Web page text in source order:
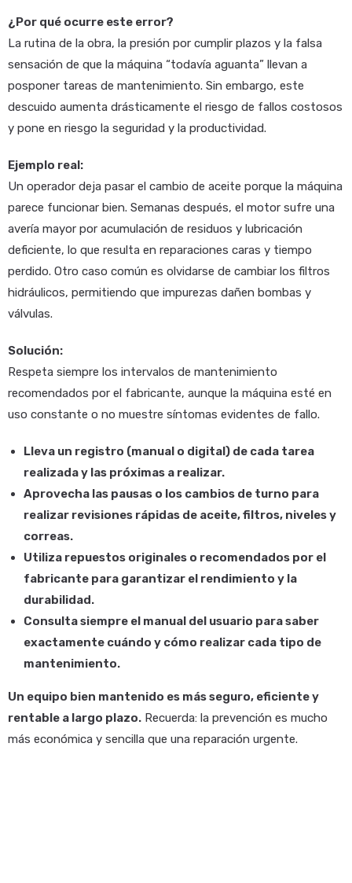
¿Por qué ocurre este error?
La rutina de la obra, la presión por cumplir plazos y la falsa
sensación de que la máquina “todavía aguanta” llevan a
posponer tareas de mantenimiento. Sin embargo, este
descuido aumenta drásticamente el riesgo de fallos costosos
y pone en riesgo la seguridad y la productividad.
Ejemplo real:
Un operador deja pasar el cambio de aceite porque la máquina
parece funcionar bien. Semanas después, el motor sufre una
avería mayor por acumulación de residuos y lubricación
deficiente, lo que resulta en reparaciones caras y tiempo
perdido. Otro caso común es olvidarse de cambiar los filtros
hidráulicos, permitiendo que impurezas dañen bombas y
válvulas.
Solución:
Respeta siempre los intervalos de mantenimiento
recomendados por el fabricante, aunque la máquina esté en
uso constante o no muestre síntomas evidentes de fallo.
Lleva un registro (manual o digital) de cada tarea
realizada y las próximas a realizar.
Aprovecha las pausas o los cambios de turno para
realizar revisiones rápidas de aceite, filtros, niveles y
correas.
Utiliza repuestos originales o recomendados por el
fabricante para garantizar el rendimiento y la
durabilidad.
Consulta siempre el manual del usuario para saber
exactamente cuándo y cómo realizar cada tipo de
mantenimiento.
Un equipo bien mantenido es más seguro, eficiente y
rentable a largo plazo. Recuerda: la prevención es mucho
más económica y sencilla que una reparación urgente.